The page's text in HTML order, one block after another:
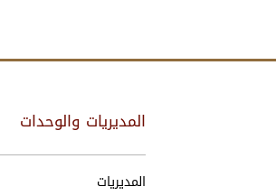
المديريات والوحدات
المديريات